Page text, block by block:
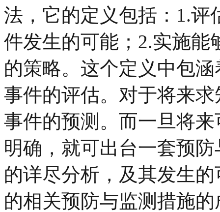
法，它的定义包括：1.评
件发生的可能；2.实施能
的策略。这个定义中包
事件的评估。对于将来
事件的预测。而一旦将
明确，就可出台一套预
的详尽分析，及其发生
的相关预防与监测措施